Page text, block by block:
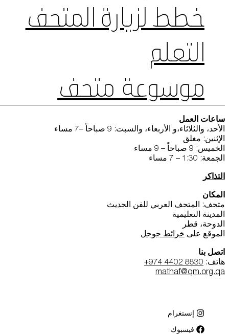
خطط لزيارة المتحف
التعلم
موسوعة متحف
ساعات العمل
الأحد، والثلاثاء،و الأربعاء، والسبت: 9 صباحاً –7 مساء
الإثنين: مغلق
الخميس: 9 صباحاً – 9 مساء
الجمعة: 1:30 – 7 مساء
التذاكر
المكان
متحف: المتحف العربي للفن الحديث
المدينة التعليمية
الدوحة، قطر
الموقع على خرائط جوجل
اتصل بنا
هاتف: +974 4402 8830
mathaf@qm.org.qa
إنستغرام
فيسبوك